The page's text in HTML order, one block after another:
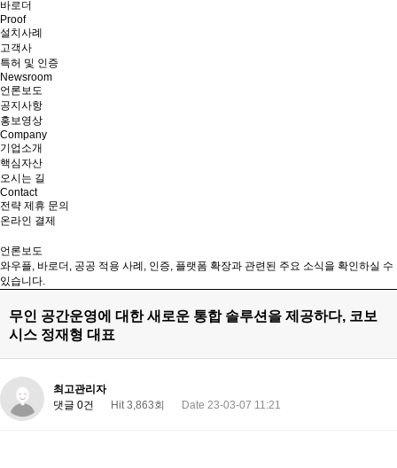
바로더
Proof
설치사례
고객사
특허 및 인증
Newsroom
언론보도
공지사항
홍보영상
Company
기업소개
핵심자산
오시는 길
Contact
전략 제휴 문의
온라인 결제
언론보도
와우플, 바로더, 공공 적용 사례, 인증, 플랫폼 확장과 관련된 주요 소식을 확인하실 수
있습니다.
무인 공간운영에 대한 새로운 통합 솔루션을 제공하다, 코보
시스 정재형 대표
최고관리자
댓글 0건
Hit 3,863회 Date 23-03-07 11:21